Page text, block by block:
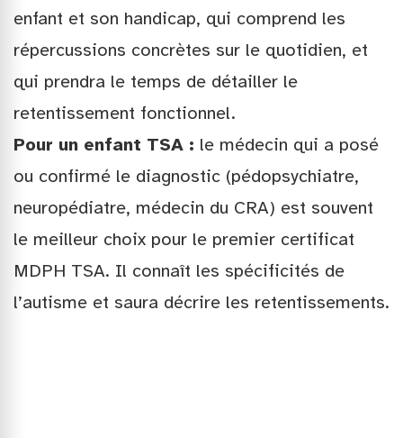
enfant et son handicap, qui comprend les
répercussions concrètes sur le quotidien, et
qui prendra le temps de détailler le
retentissement fonctionnel.
Pour un enfant TSA : le médecin qui a posé
ou confirmé le diagnostic (pédopsychiatre,
neuropédiatre, médecin du CRA) est souvent
le meilleur choix pour le premier certificat
MDPH TSA. Il connaît les spécificités de
l’autisme et saura décrire les retentissements.